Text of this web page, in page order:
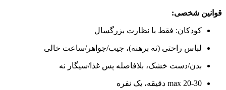
قوانین شخصی:
کودکان: فقط با نظارت بزرگسال
لباس راحتی (نه برهنه)، جیب/جواهر/ساعت خالی
بدن/دست خشک، بلافاصله پس غذا/سیگار نه
max 20-30 دقیقه، یک نفره